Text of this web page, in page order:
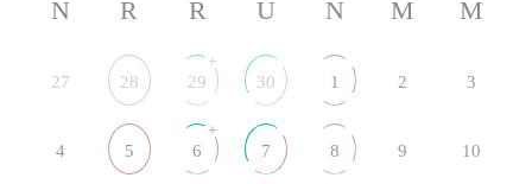
N
R
R
U
N
M
M
27 28 29
+
30 1 2 3
4 5 6
+
7 8 9 10